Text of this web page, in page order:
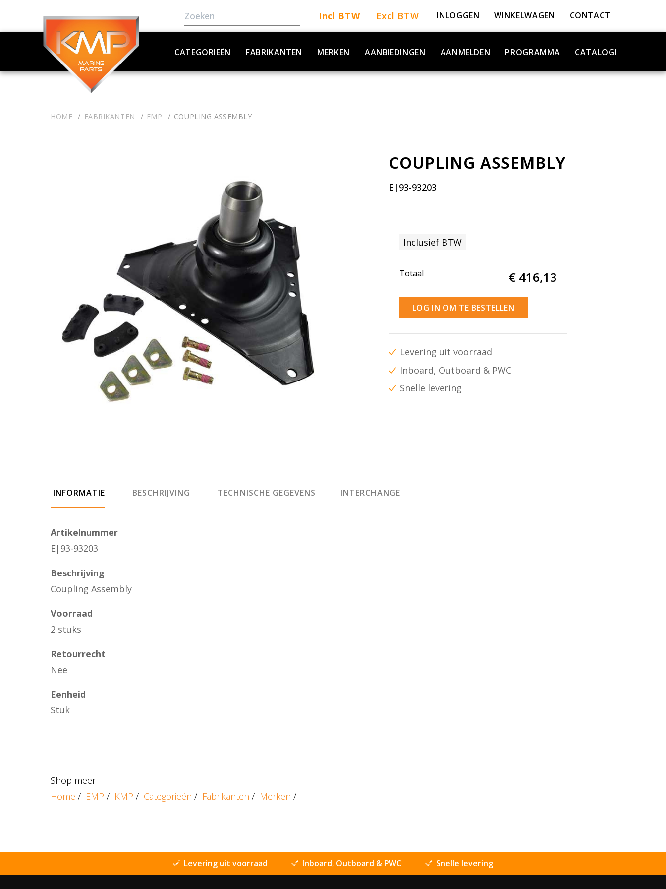
Incl BTW Excl BTW INLOGGEN WINKELWAGEN CONTACT
CATEGORIEËN FABRIKANTEN MERKEN AANBIEDINGEN AANMELDEN PROGRAMMA CATALOGI
HOME FABRIKANTEN EMP COUPLING ASSEMBLY
COUPLING ASSEMBLY
E|93-93203
Inclusief BTW
Totaal € 416,13
LOG IN OM TE BESTELLEN
Levering uit voorraad
Inboard, Outboard & PWC
Snelle levering
INFORMATIE BESCHRIJVING TECHNISCHE GEGEVENS INTERCHANGE
Artikelnummer
E|93-93203
Beschrijving
Coupling Assembly
Voorraad
2 stuks
Retourrecht
Nee
Eenheid
Stuk
Shop meer
Home / EMP / KMP / Categorieën / Fabrikanten / Merken /
Levering uit voorraad Inboard, Outboard & PWC Snelle levering